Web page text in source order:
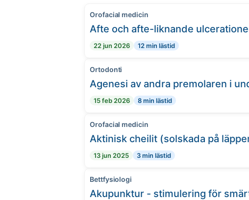
Orofacial medicin
Afte och afte-liknande
22 jun 2026 12 min lästid
Ortodonti
Agenesi av andra premolaren i
15 feb 2026 8 min lästid
Orofacial medicin
Aktinisk cheilit (solskada på
13 jun 2025 3 min lästid
Bettfysiologi
Akupunktur - stimulering för